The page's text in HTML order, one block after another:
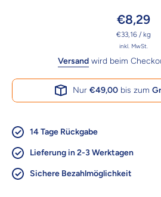
€8,29
€33,16 / pro
kg
inkl. MwSt.
Versand wird beim
Nur €49,00bis zum
14 Tage Rückgabe
Lieferung in 2-3 Werktagen
Sichere Bezahlmöglichkeit